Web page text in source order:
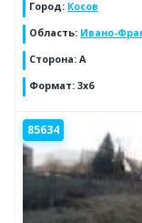
Город: Косов
Область: Ивано-
Сторона: А
Формат: 3x6
85634